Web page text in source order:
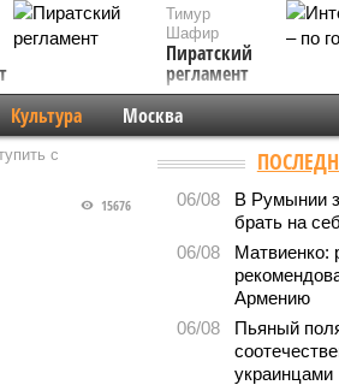
Тимур
Шафир
Пиратский
регламент
Культура Москва
с
15676 06/08
В Румынии
брать на
06/08
Матвиенко:
Армению
06/08
Пьяный
украинцами